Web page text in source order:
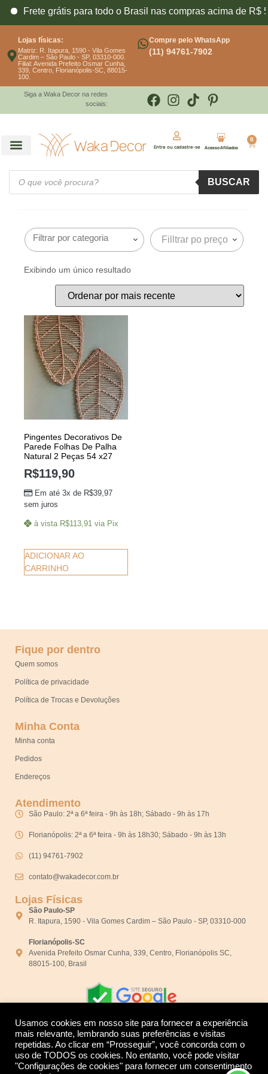
Frete grátis para todo o Brasil nas compras acima de R$
Lojas físicas:
Matriz: R. Itapura, 1590 - Vila Gomes
Cardim – São Paulo - SP, 03310-000.
Filial: Avenida Prefeito Osmar Cunha,
339, Centro, Florianópolis-SC, 88015-
100.
Compre pelo WhatsApp
(11) 94761-7902
Siga a Waka Decor na redes
sociais:
Entre ou cadastre-se Acesso Afiliados
0
BUSCAR
Filltrar po preço
Exibindo um único resultado
Pingentes Decorativos De
Parede Folhas De Palha
Natural 2 Peças 54 x27
R$119,90
Em até 3x de R$39,97
sem juros
à vista R$113,91 via Pix
ADICIONAR AO
CARRINHO
Fique por dentro
Quem somos
Política de privacidade
Política de Trocas e Devoluções
Minha Conta
Minha conta
Pedidos
Endereços
Atendimento
São Paulo: 2ª a 6ª feira - 9h às 18h; Sábado - 9h às 17h
Florianópolis: 2ª a 6ª feira - 9h às 18h30; Sábado - 9h às 13h
(11) 94761-7902
contato@wakadecor.com.br
Lojas Físicas
São Paulo-SP
R. Itapura, 1590 - Vila Gomes Cardim – São Paulo - SP, 03310-000
Florianópolis-SC
Avenida Prefeito Osmar Cunha, 339, Centro, Florianópolis SC,
88015-100, Brasil
Desenvolvido por:
Usamos cookies em nosso site para fornecer a experiência
mais relevante, lembrando suas preferências e visitas
repetidas. Ao clicar em “Prosseguir”, você concorda com o
uso de TODOS os cookies. No entanto, você pode visitar
"Configurações de cookies" para fornecer um consentimento